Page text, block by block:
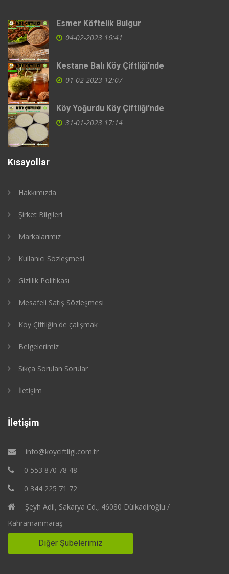
Esmer Köftelik Bulgur
04-02-2023 16:41
Kestane Balı Köy Çiftliği'nde
01-02-2023 12:07
Köy Yoğurdu Köy Çiftliği'nde
31-01-2023 17:14
Kısayollar
Hakkımızda
Şirket Bilgileri
Markalarımız
Kullanıcı Sözleşmesi
Gizlilik Politikası
Mesafeli Satış Sözleşmesi
Köy Çiftliğin'de çalışmak
Belgelerimiz
Sıkça Sorulan Sorular
İletişim
İletişim
info@koyciftligi.com.tr
0 553 870 78 48
0 344 225 71 72
Şeyh Adil, Sakarya Cd., 46080 Dülkadiroğlu /
Kahramanmaraş
Diğer Şubelerimiz